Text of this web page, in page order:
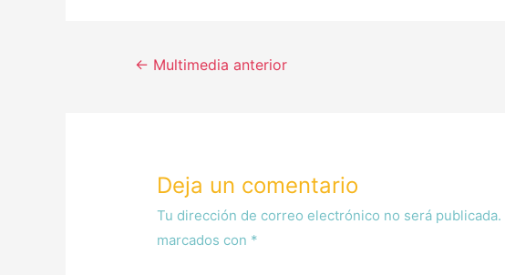
← Multimedia anterior
Deja un comentario
Tu dirección de correo electrónico no será publicada.
marcados con *